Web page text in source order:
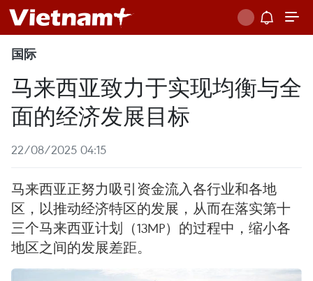
国际
马来西亚致力于实现均衡与全
面的经济发展目标
22/08/2025 04:15
马来西亚正努力吸引资金流入各行业和各地
区，以推动经济特区的发展，从而在落实第十
三个马来西亚计划（13MP）的过程中，缩小各
地区之间的发展差距。